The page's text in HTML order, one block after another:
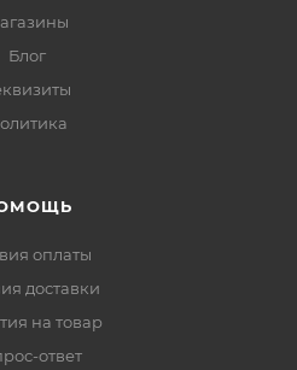
Блог
оплаты
доставки
на товар
ответ